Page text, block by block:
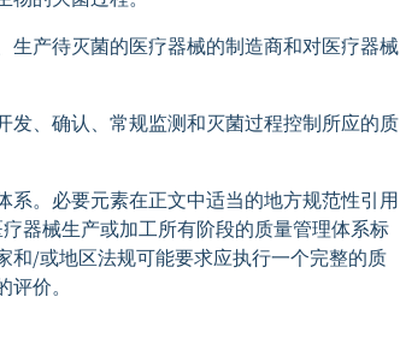
生产待灭菌的医疗器械的制造商和对医疗器械
发、确认、常规监测和灭菌过程控制所应的质
。必要元素在正文中适当的地方规范性引用
器械生产或加工所有阶段的质量管理体系标
和/或地区法规可能要求应执行一个完整的质
价。